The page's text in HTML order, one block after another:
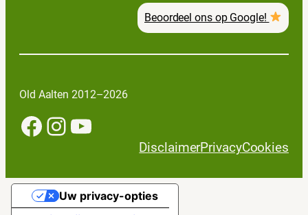
Beoordeel ons op Google!
Old Aalten 2012–2026
Facebook InstagramYouTube
DisclaimerPrivacyCookies
Uw privacy-opties